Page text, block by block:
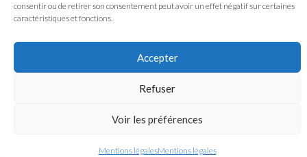
consentir ou de retirer son consentement peut avoir un effet négatif sur certaines
caractéristiques et fonctions.
Accepter
Refuser
Voir les préférences
Mentions légalesMentions légales